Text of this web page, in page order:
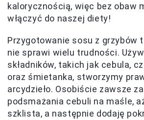
kalorycznością, więc bez obaw
włączyć do naszej diety!
Przygotowanie sosu z grzybów
nie sprawi wielu trudności.
składników, takich jak cebula,
oraz śmietanka, stworzymy
arcydzieło. Osobiście zawsze
podsmażania cebuli na maśle,
szklista, a następnie dodaję